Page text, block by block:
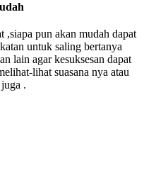
,siapa pun akan mudah dapat
untuk saling bertanya
lain agar kesuksesan dapat
lihat suasana nya atau
.